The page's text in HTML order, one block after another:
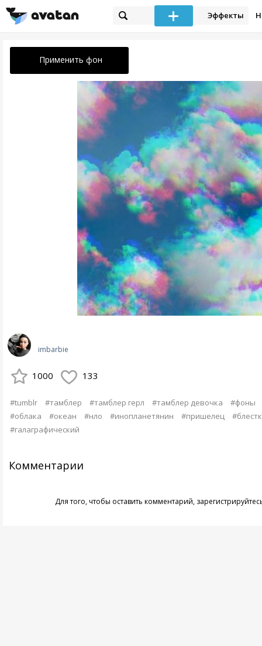
Эффекты
Применить фон
imbarbie
1000 133
#tumblr #тамблер #тамблер герл #тамблер девочка
#фоны
#облака
#океан #нло #инопланетянин #пришелец
#галаграфический
Комментарии
Для того, чтобы оставить комментарий,